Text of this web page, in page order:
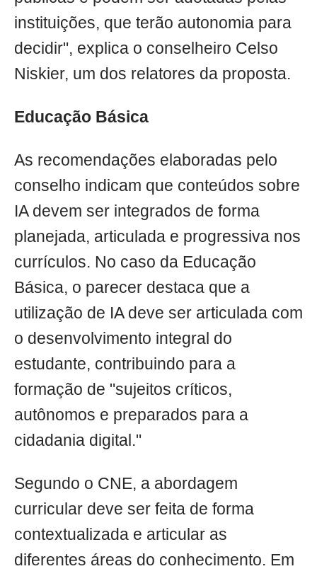
instituições, que terão autonomia para
decidir", explica o conselheiro Celso
Niskier, um dos relatores da proposta.
Educação Básica
As recomendações elaboradas pelo
conselho indicam que conteúdos sobre
IA devem ser integrados de forma
planejada, articulada e progressiva nos
currículos. No caso da Educação
Básica, o parecer destaca que a
utilização de IA deve ser articulada com
o desenvolvimento integral do
estudante, contribuindo para a
formação de "sujeitos críticos,
autônomos e preparados para a
cidadania digital."
Segundo o CNE, a abordagem
curricular deve ser feita de forma
contextualizada e articular as
diferentes áreas do conhecimento. Em